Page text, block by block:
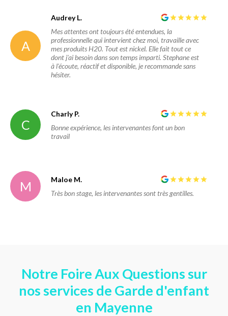
A
Audrey L.
Mes attentes ont toujours été entendues, la
professionnelle qui intervient chez moi, travaille avec
mes produits H20. Tout est nickel. Elle fait tout ce
dont j'ai besoin dans son temps imparti. Stephane est
à l'écoute, réactif et disponible, je recommande sans
hésiter.
C
Charly P.
Bonne expérience, les intervenantes font un bon
travail
M
Maloe M.
Très bon stage, les intervenantes sont très gentilles.
Notre Foire Aux Questions sur
nos services de Garde d'enfant
en Mayenne